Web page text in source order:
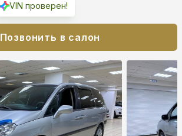
VIN проверен!
Позвонить в салон